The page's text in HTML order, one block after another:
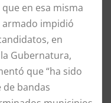
en esa misma
impidió
en
Gubernatura,
que “ha sido
bandas